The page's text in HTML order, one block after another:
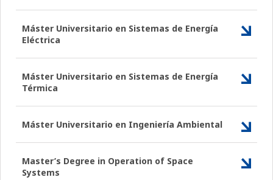
Máster Universitario en Sistemas de Energía
Eléctrica
Máster Universitario en Sistemas de Energía
Térmica
Máster Universitario en Ingeniería Ambiental
Master’s Degree in Operation of Space
Systems